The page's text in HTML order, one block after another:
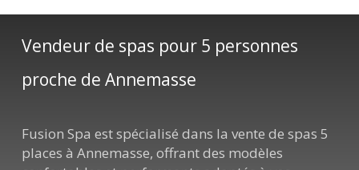
Vendeur de spas pour 5 personnes
proche de Annemasse
Fusion Spa est spécialisé dans la vente de spas 5
places à Annemasse, offrant des modèles